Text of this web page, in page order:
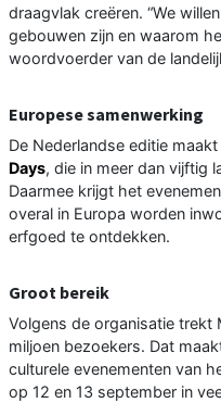
draagvlak creëren. “We
gebouwen zijn en waarom
woordvoerder van de
Europese samenwerking
De Nederlandse editie
Days, die in meer dan vijftig
Daarmee krijgt het
overal in Europa worden
erfgoed te ontdekken.
Groot bereik
Volgens de organisatie trekt
miljoen bezoekers. Dat
culturele evenementen van
op 12 en 13 september in